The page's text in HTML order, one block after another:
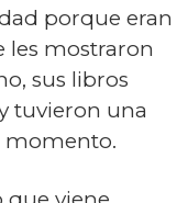
porque eran
les mostraron
sus libros
tuvieron una
momento.